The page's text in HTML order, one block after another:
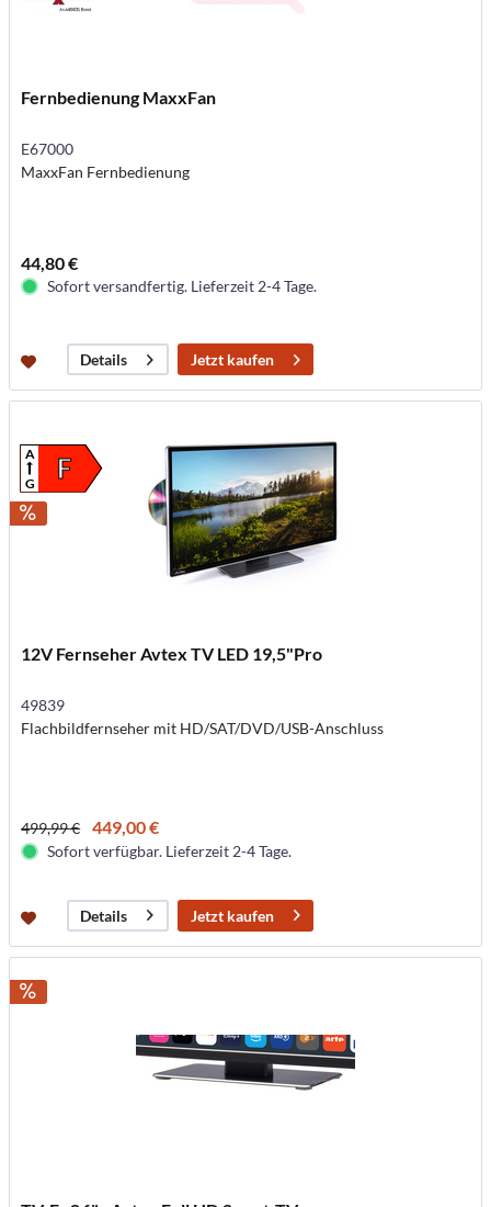
Fernbedienung MaxxFan
E67000
MaxxFan Fernbedienung
44,80 €
Sofort versandfertig. Lieferzeit 2-4 Tage.
Details Jetzt kaufen
F
A
G
12V Fernseher Avtex TV LED 19,5"Pro
49839
Flachbildfernseher mit HD/SAT/DVD/USB-Anschluss
499,99 € 449,00 €
Sofort verfügbar. Lieferzeit 2-4 Tage.
Details Jetzt kaufen